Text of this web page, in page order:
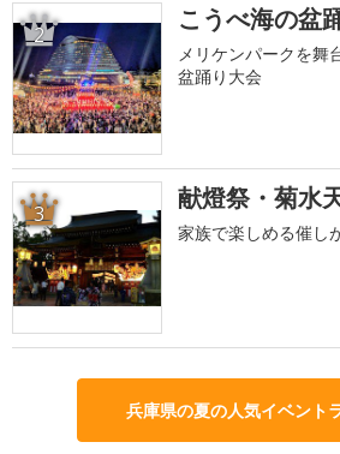
2 こうべ海の盆
メリケンパークを舞
盆踊り大会
3 献燈祭・菊水
家族で楽しめる催し
兵庫県の夏の人気イベント